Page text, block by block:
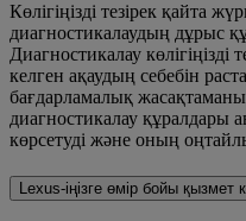
Көлігіңізді тезірек қайта
диагностикалаудың дұрыс
Диагностикалау көлігіңізді
келген ақаудың себебін
бағдарламалық
диагностикалау құралдары
көрсетуді және оның
Lexus-іңізге өмір бойы қызмет